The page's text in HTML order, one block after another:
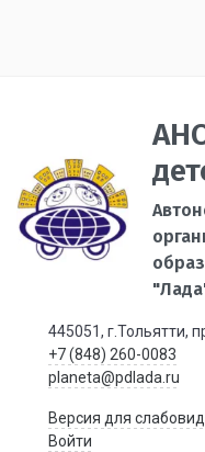
445051, г.Тольятти,
+7 (848) 260-0083
planeta@pdlada.ru
Версия для
Войти